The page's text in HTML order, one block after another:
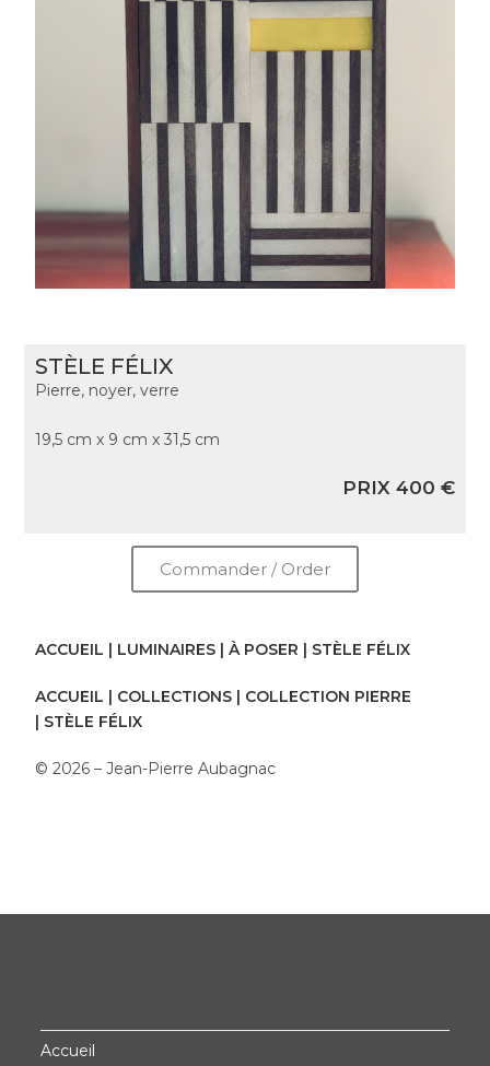
STÈLE FÉLIX
Pierre, noyer, verre
19,5 cm x 9 cm x 31,5 cm
PRIX 400 €
Commander / Order
ACCUEIL | LUMINAIRES |À POSER | STÈLE FÉLIX
ACCUEIL | COLLECTIONS | COLLECTION PIERRE
| STÈLE FÉLIX
© 2026 – Jean-Pierre Aubagnac
Accueil